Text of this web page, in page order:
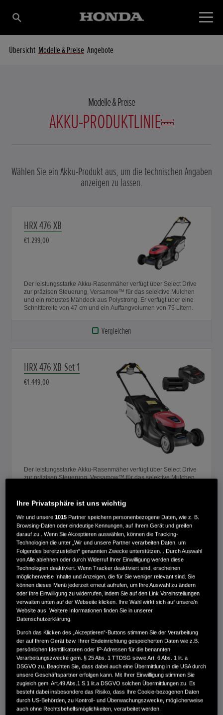
Übersicht Modelle & Preise Angebote
Modelle & Preise
AKKU-PRODUKTLINIE
Wählen Sie ein Akku-Produkt aus, um die technischen Angaben
anzeigen zu lassen.
HRX 476 XB
€1.299,00
Der leistungsstarke Akku-Rasenmäher verfügt über Select Drive
zur präzisen Steuerung, Versamow™ für das selektive Mulchen
und ein robustes Mähdeck aus Polystrong. Er verfügt über eine
Schnittbreite von 47 cm und ein Auffangvolumen von 75 Litern.
Vergleichen
HRX 476 XB-Set 1
€1.449,00
Der leistungsstarke Akku-Rasenmäher verfügt über Select Drive
zur präzisen Steuerung, Versamow™ für das selektive Mulchen
6Ah Akku und Schnell-Ladegerät im Lieferumfang enthalten.
Preisvorteil 289,-€
Vergleichen
HRX 476 XB-Set 2
€1.682,00
Der leistungsstarke Akku-Rasenmäher verfügt über Select Drive
zur präzisen Steuerung, Versamow™ für das selektive Mulchen
und ein robustes Mähdeck aus Polystrong. Er verfügt über eine
Schnittbreite von 47 cm und ein Auffangvolumen von 75 Litern. 2
Stück 6Ah Akku und Schnell-Ladegerät im Lieferumfang
enthalten. Preisvorteil 341,-€
Ihre Privatsphäre ist uns wichtig
Wir und unsere1015 Partner speichern personenbezogene Daten, wie z. B.
Browsing-Daten oder eindeutige Kennungen, auf Ihrem Gerät und greifen
darauf zu . Wenn Sie Akzeptieren auswählen, können die Tracking-
Technologien die unter „Wir und unsere Partner verarbeiten Daten, um
Folgendes bereitzustellen“ genannten Zwecke unterstützen. . Durch Auswahl
von Alle ablehnen oder durch Widerruf Ihrer Einwilligung werden diese
Technologien deaktiviert. Wenn Tracker deaktiviert sind, erscheinen
möglicherweise Inhalte und Anzeigen, die für Sie weniger relevant sind. Sie
können dieses Menü jederzeit erneut aufrufen, um Ihre Auswahl zu ändern
oder Ihre Einwilligung zu widerrufen, indem Sie auf den Link Voreinstellungen
verwalten unten auf der Webseite klicken. Ihre Wahl wirkt sich auf unsere/n
Website aus. Weitere Informationen finden Sie in unserer
Datenschutzerklärung.
Durch das Klicken des „Akzeptieren“-Buttons stimmen Sie der Verarbeitung
der auf Ihrem Gerät bzw. Ihrer Endeinrichtung gespeicherten Daten wie z.B.
persönlichen Identifikatoren oder IP-Adressen für die benannten
Verarbeitungszwecke gem. § 25 Abs. 1 TTDSG sowie Art. 6 Abs. 1 lit. a
DSGVO zu. Beachten Sie, dass dabei auch eine Übermittlung in die USA durch
unsere Geschäftspartner erfolgen kann. Mit Ihrer Einwilligung stimmen Sie
zugleich gem. Art.49 Abs.1 S.1 lit.a DSGVO solchen Übermittlungen zu. Es
besteht dabei insbesondere das Risiko, dass Ihre Cookie-bezogenen Daten
durch US-Behörden, zu Kontroll- und Überwachungszwecke, möglicherweise
auch ohne Rechtsbehelfsmöglichkeiten, verarbeitet werden.